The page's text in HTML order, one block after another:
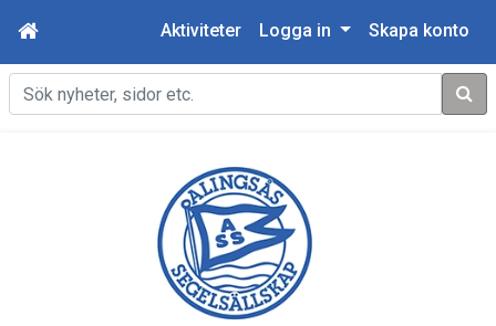
Aktiviteter Logga in Skapa konto
Sök